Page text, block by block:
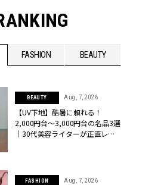
FASHION BEAUTY
BEAUTY Aug, 7, 2026
【UV下地】酷暑に頼れる！
2,000円台〜3,000円台の名品3選
｜30代美容ライターが正直レビ
FASHION Aug, 7, 2026